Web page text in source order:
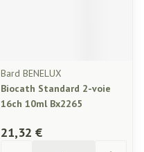
Bard BENELUX
Biocath Standard 2-voie
16ch 10ml Bx2265
21,32 €